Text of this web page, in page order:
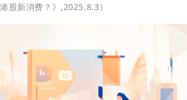
股新消费？》,2025.8.3）